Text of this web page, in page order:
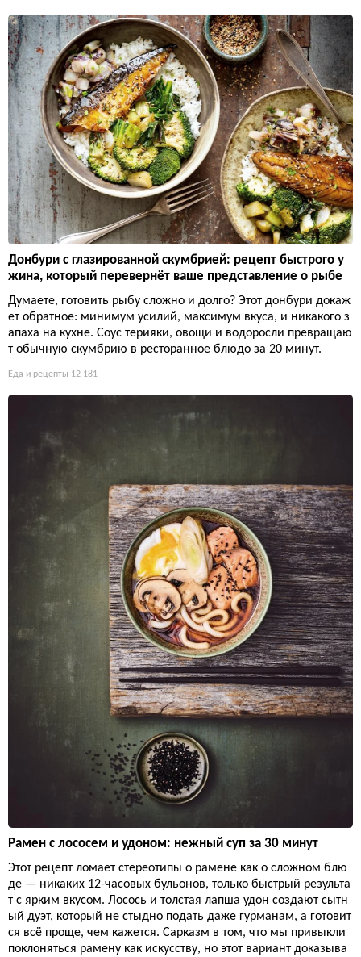
Донбури с глазированной скумбрией: рецепт быстрого у
жина, который перевернёт ваше представление о рыбе
Думаете, готовить рыбу сложно и долго? Этот донбури докаж
ет обратное: минимум усилий, максимум вкуса, и никакого з
апаха на кухне. Соус терияки, овощи и водоросли превращаю
т обычную скумбрию в ресторанное блюдо за 20 минут.
Еда и рецепты 12 181
Рамен с лососем и удоном: нежный суп за 30 минут
Этот рецепт ломает стереотипы о рамене как о сложном блю
де — никаких 12-часовых бульонов, только быстрый результа
т с ярким вкусом. Лосось и толстая лапша удон создают сытн
ый дуэт, который не стыдно подать даже гурманам, а готовит
ся всё проще, чем кажется. Сарказм в том, что мы привыкли
поклоняться рамену как искусству, но этот вариант доказыва